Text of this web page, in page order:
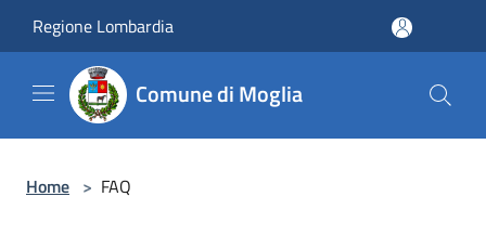
Regione Lombardia
Comune di Moglia
Home > FAQ